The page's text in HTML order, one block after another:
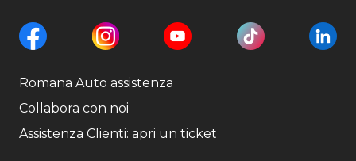
Romana Auto assistenza
Collabora con noi
Assistenza Clienti: apri un ticket